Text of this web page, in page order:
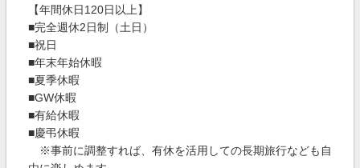
【年間休日120日以上】
■完全週休2日制（土日）
■祝日
■年末年始休暇
■夏季休暇
■GW休暇
■有給休暇
■慶弔休暇
※事前に調整すれば、有休を活用しての長期旅行なども自